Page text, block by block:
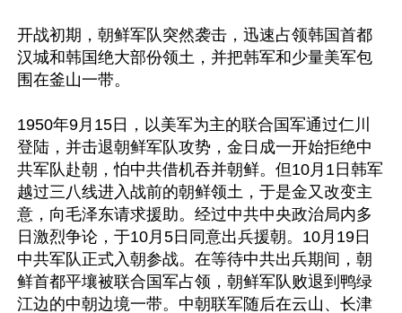
开战初期，朝鲜军队突然袭击，迅速占领韩国首都
汉城和韩国绝大部份领土，并把韩军和少量美军包
围在釜山一带。
1950年9月15日，以美军为主的联合国军通过仁川
登陆，并击退朝鲜军队攻势，金日成一开始拒绝中
共军队赴朝，怕中共借机吞并朝鲜。但10月1日韩军
越过三八线进入战前的朝鲜领土，于是金又改变主
意，向毛泽东请求援助。经过中共中央政治局内多
日激烈争论，于10月5日同意出兵援朝。10月19日
中共军队正式入朝参战。在等待中共出兵期间，朝
鲜首都平壤被联合国军占领，朝鲜军队败退到鸭绿
江边的中朝边境一带。中朝联军随后在云山、长津